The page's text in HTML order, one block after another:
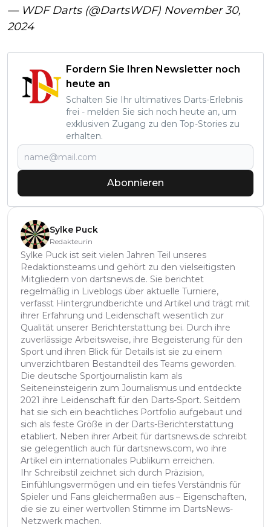
— WDF Darts (@DartsWDF) November 30,
2024
Fordern Sie Ihren Newsletter noch
heute an
Schalten Sie Ihr ultimatives Darts-Erlebnis
frei - melden Sie sich noch heute an, um
exklusiven Zugang zu den Top-Stories zu
erhalten.
Abonnieren
Sylke Puck
Redakteurin
Sylke Puck ist seit vielen Jahren Teil unseres
Redaktionsteams und gehört zu den vielseitigsten
Mitgliedern von dartsnews.de. Sie berichtet
regelmäßig in Liveblogs über aktuelle Turniere,
verfasst Hintergrundberichte und Artikel und trägt mit
ihrer Erfahrung und Leidenschaft wesentlich zur
Qualität unserer Berichterstattung bei. Durch ihre
zuverlässige Arbeitsweise, ihre Begeisterung für den
Sport und ihren Blick für Details ist sie zu einem
unverzichtbaren Bestandteil des Teams geworden.
Die deutsche Sportjournalistin kam als
Seiteneinsteigerin zum Journalismus und entdeckte
2021 ihre Leidenschaft für den Darts-Sport. Seitdem
hat sie sich ein beachtliches Portfolio aufgebaut und
sich als feste Größe in der Darts-Berichterstattung
etabliert. Neben ihrer Arbeit für dartsnews.de schreibt
sie gelegentlich auch für dartsnews.com, wo ihre
Artikel ein internationales Publikum erreichen.
Ihr Schreibstil zeichnet sich durch Präzision,
Einfühlungsvermögen und ein tiefes Verständnis für
Spieler und Fans gleichermaßen aus – Eigenschaften,
die sie zu einer wertvollen Stimme im DartsNews-
Netzwerk machen.